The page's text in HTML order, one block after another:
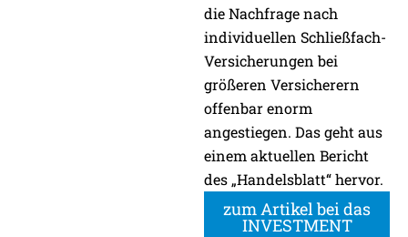
die Nachfrage nach
individuellen Schließfach-
Versicherungen bei
größeren Versicherern
offenbar enorm
angestiegen. Das geht aus
einem aktuellen Bericht
des „Handelsblatt“ hervor.
zum Artikel bei das
INVESTMENT